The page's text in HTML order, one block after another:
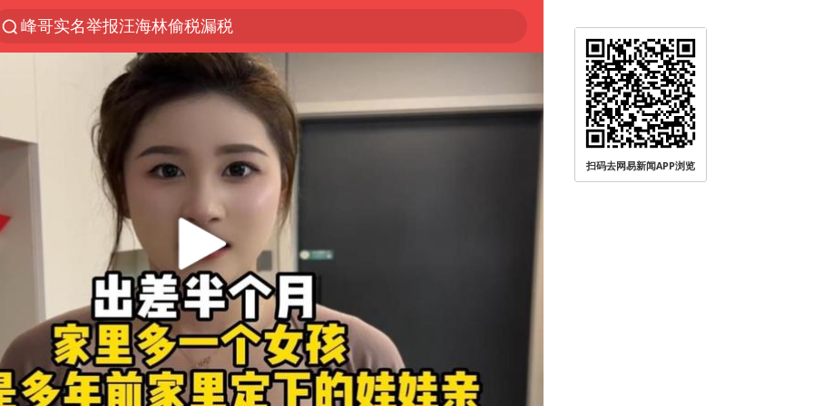
解锁各地夏日限定体验
富婆带资进组给自己硬加60多场吻戏
酒店回应车内过夜被收150元
名创优品一次性内裤 颜面尽失
“六爷”挂一颗出场
金饰克价一夜涨回1300元
白海豚将正面袭击贯穿浙江
视频丨中国东方电气集团原党组副书记、董事宋致远被查
梁家辉：到内地拍戏不是北上是回归
牛津大学一纸声明甩不了锅
女主硬加吻戏短剧已下架
扫码去网易新闻APP浏览